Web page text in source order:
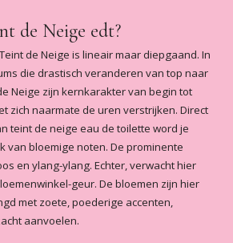
dat ik de geur bewaar
bijzondere dag
dag dat ik ga trouwen
liefde!!!
5 /5
helemaal verkocht door
ik wil graag de hele lijn
druk met sparen. De
En ik kreeg bij mijn
van hair mist erbij.
mijn lijst als volgende
blij dat ik het eerst kan
Ik heb de dag dat ik mijn
gelijk jullie gebeld om
het zo snel geleverd
- 2019-12-26
5/5
de Neige edt?
de Neige is lineair maar diepgaand. In
die drastisch veranderen van top naar
Neige zijn kernkarakter van begin tot
zich naarmate de uren verstrijken. Direct
teint de neige eau de toilette word je
van bloemige noten. De prominente
en ylang-ylang. Echter, verwacht hier
geur. De bloemen zijn hier
met zoete, poederige accenten,
aanvoelen.